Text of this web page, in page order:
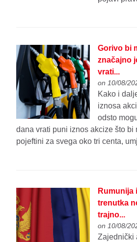
Gorivo bi
značajno
vrati...
on 10/08/
Kako i
iznosa
odsto
dana vrati puni iznos akcize što bi
pojeftini za svega oko tri centa,
Rumunija
trenutka
trajno...
on 10/08/
Zajednički